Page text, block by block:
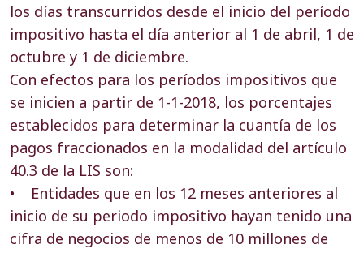
los días transcurridos desde el inicio del período
impositivo hasta el día anterior al 1 de abril, 1 de
octubre y 1 de diciembre.
Con efectos para los períodos impositivos que
se inicien a partir de 1-1-2018, los porcentajes
establecidos para determinar la cuantía de los
pagos fraccionados en la modalidad del artículo
40.3 de la LIS son:
• Entidades que en los 12 meses anteriores al
inicio de su periodo impositivo hayan tenido una
cifra de negocios de menos de 10 millones de